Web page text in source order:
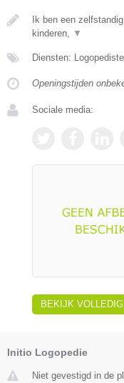
Ik ben een
kinderen,
▼
Diensten: Logopediste
Openingstijden
Sociale media:
BEKIJK
Initio Logopedie
Niet gevestigd in de